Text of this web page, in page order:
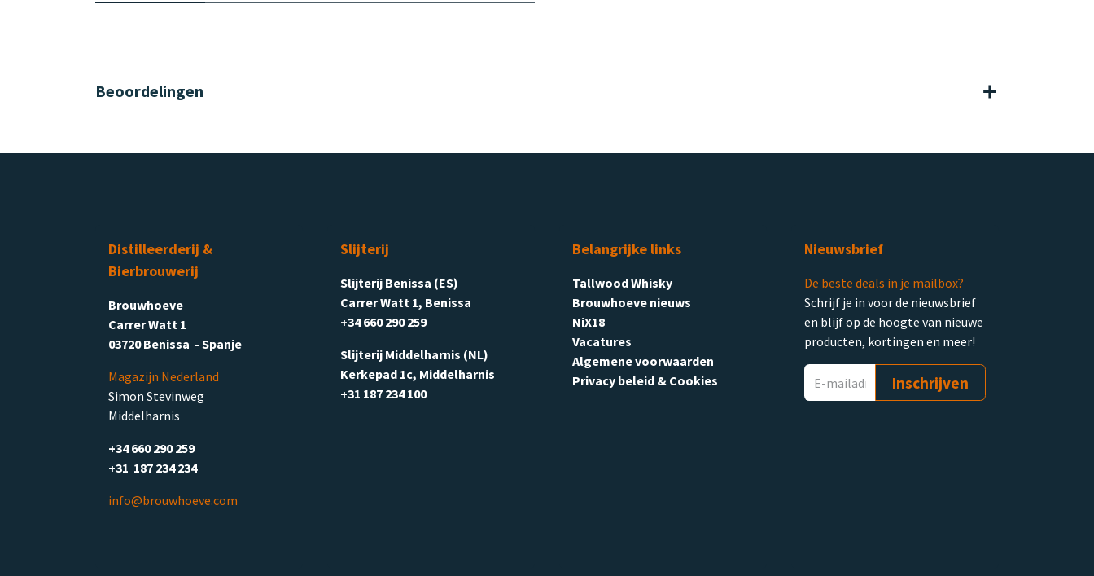
Beoordelingen
Distilleerderij &
Bierbrouwerij
Brouwhoeve
Carrer Watt 1
03720 Benissa - Spanje
Magazijn Nederland
Simon Stevinweg
Middelharnis
+34 660 290 259
+31 187 234 234
info@brouwhoeve.com
Slijterij
Slijterij Benissa (ES)
Carrer Watt 1, Benissa
+34 660 290 259
Slijterij Middelharnis (NL)
Kerkepad 1c, Middelharnis
+31 187 234 100
Belangrijke links
Tallwood Whisky
Brouwhoeve nieuws
NiX18
Vacatures
Algemene voorwaarden
Privacy beleid & Cookies
Nieuwsbrief
De beste deals in je mailbox?
Schrijf je in voor de nieuwsbrief
en blijf op de hoogte van nieuwe
producten, kortingen en meer!
Inschrijven